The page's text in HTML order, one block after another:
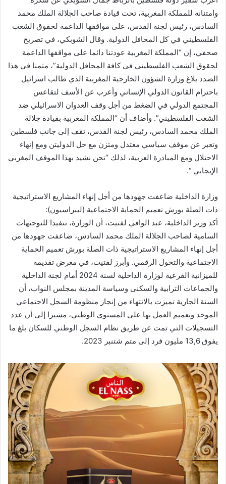
وامتنانه للمملكة المغربية، تحت قيادة صاحب الجلالة الملك محمد
السادس، رئيس لجنة القدس، على مواقفها الداعمة لحقوق الشعب
الفلسطيني في كل المحافل الدولية. وقال الشوبكي، في تصريح
صحفي، إن “المملكة المغربية عودتنا دائما على مواقفها الداعمة
لحقوق الشعب الفلسطيني في كافة المحافل الدولية”، مثمنا في هذا
الصدد بلاغ وزارة الشؤون الخارجية المغربية الذي طالب اسرائيل
باحترام القانون الدولي الإنساني وأعرب عن الأسف لتقاعس
المجتمع الدولي في الضغط من أجل وقف العدوان الاسرائيلي ضد
الشعب الفلسطيني”. وأضاف أن “المملكة المغربية بقيادة جلالة
الملك محمد السادس، رئيس لجنة القدس، تقف إلى جانب فلسطين
وتعبر عن موقف سياسي معتدل ومتزن مع حل الدوليتن ومع إنهاء
الاحتلال ومع المبادرة العربية، لذلك “نحن نشيد بهذا الموقف المغربي
الإيجابي “.
وزارة الداخلية ضاعفت جهودها من أجل إنهاء المشاريع الاستراتيجية
ذات الصلة بورش تعميم الحماية الاجتماعية (ليبراسيون):
أكد وزير الداخلية، عبد الوافي لفتيت، أن الوزارة، تنفيذا للتوجيهات
السامية لصاحب الجلالة الملك محمد السادس، ضاعفت جهودها من
أجل إنهاء المشاريع الاستراتيجية ذات الصلة بورش تعميم الحماية
الاجتماعية والتحول الرقمي. وأبرز لفتيت، في معرض تقديمه
للميزانية الفرعية لوزارة الداخلية لسنة 2024 أمام لجنة الداخلية
والجماعات الترابية والسكنى وسياسة المدينة بمجلس النواب، أن
السنة الجارية تميزت بالانتهاء من إنجاز منظومة السجل الاجتماعي
الموحد وتعميم العمل بها على المستوى الوطني، مشيرا إلى أن عدد
التسجيلات التي تمت عن طريق نظام السجل الوطني للسكان بلغ ما
يفوق 13,6 مليون فرد إلى متم شتنبر 2023.